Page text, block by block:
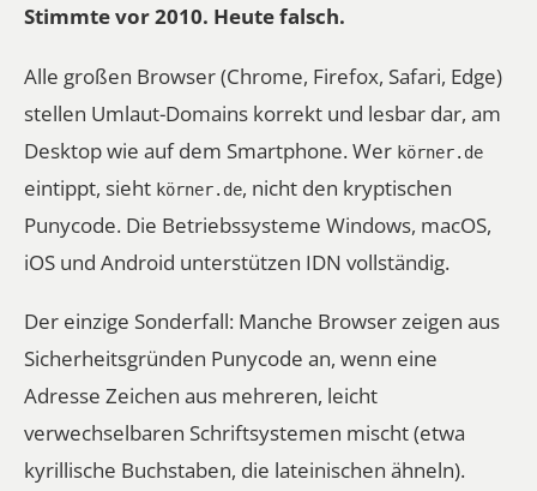
Stimmte vor 2010. Heute falsch.
Alle großen Browser (Chrome, Firefox, Safari, Edge)
stellen Umlaut-Domains korrekt und lesbar dar, am
Desktop wie auf dem Smartphone. Wer körner.de
eintippt, sieht körner.de, nicht den kryptischen
Punycode. Die Betriebssysteme Windows, macOS,
iOS und Android unterstützen IDN vollständig.
Der einzige Sonderfall: Manche Browser zeigen aus
Sicherheitsgründen Punycode an, wenn eine
Adresse Zeichen aus mehreren, leicht
verwechselbaren Schriftsystemen mischt (etwa
kyrillische Buchstaben, die lateinischen ähneln).